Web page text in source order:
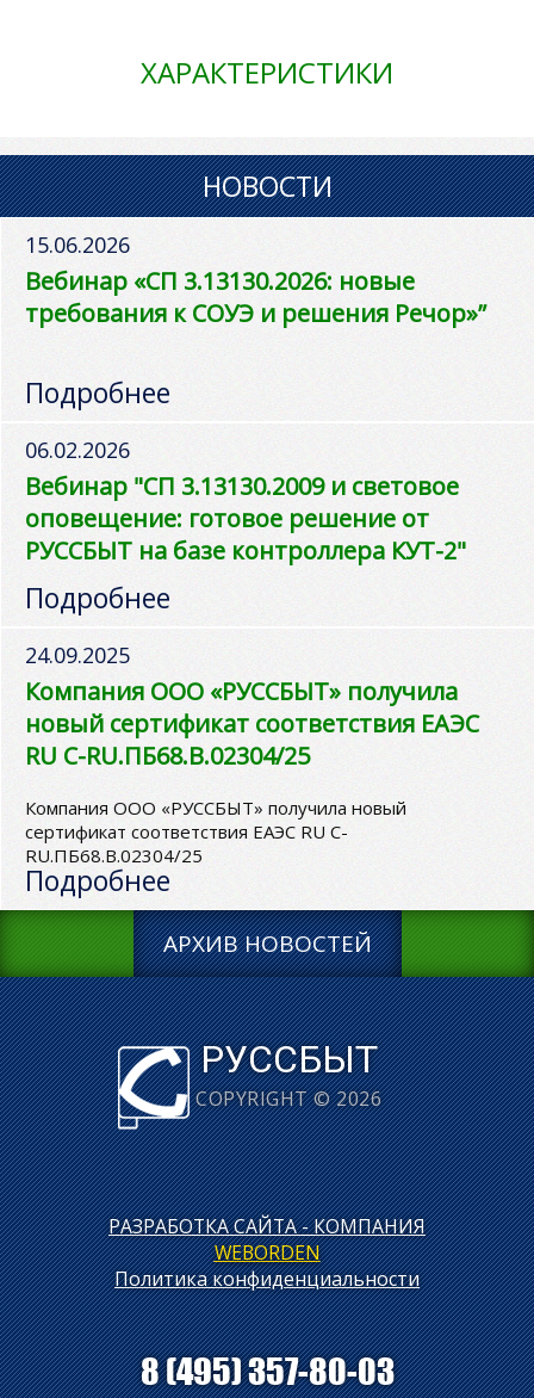
ХАРАКТЕРИСТИКИ
НОВОСТИ
15.06.2026
Вебинар «СП 3.13130.2026: новые
требования к СОУЭ и решения Речор»”
Подробнее
06.02.2026
Вебинар "СП 3.13130.2009 и световое
оповещение: готовое решение от
РУССБЫТ на базе контроллера КУТ-2"
Подробнее
24.09.2025
Компания ООО «РУССБЫТ» получила
новый сертификат соответствия ЕАЭС
RU C-RU.ПБ68.В.02304/25
Компания ООО «РУССБЫТ» получила новый
сертификат соответствия ЕАЭС RU C-
RU.ПБ68.В.02304/25
Подробнее
АРХИВ НОВОСТЕЙ
РУССБЫТ
COPYRIGHT © 2026
РАЗРАБОТКА САЙТА - КОМПАНИЯ
WEBORDEN
Политика конфиденциальности
8 (495) 357-80-03